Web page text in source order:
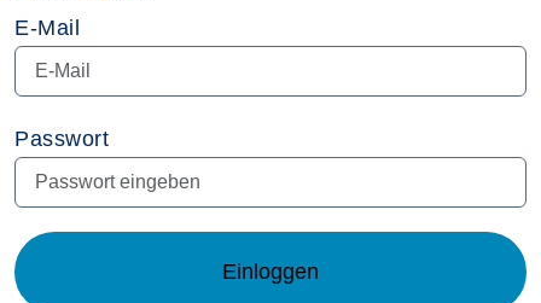
E-Mail
Passwort
Einloggen